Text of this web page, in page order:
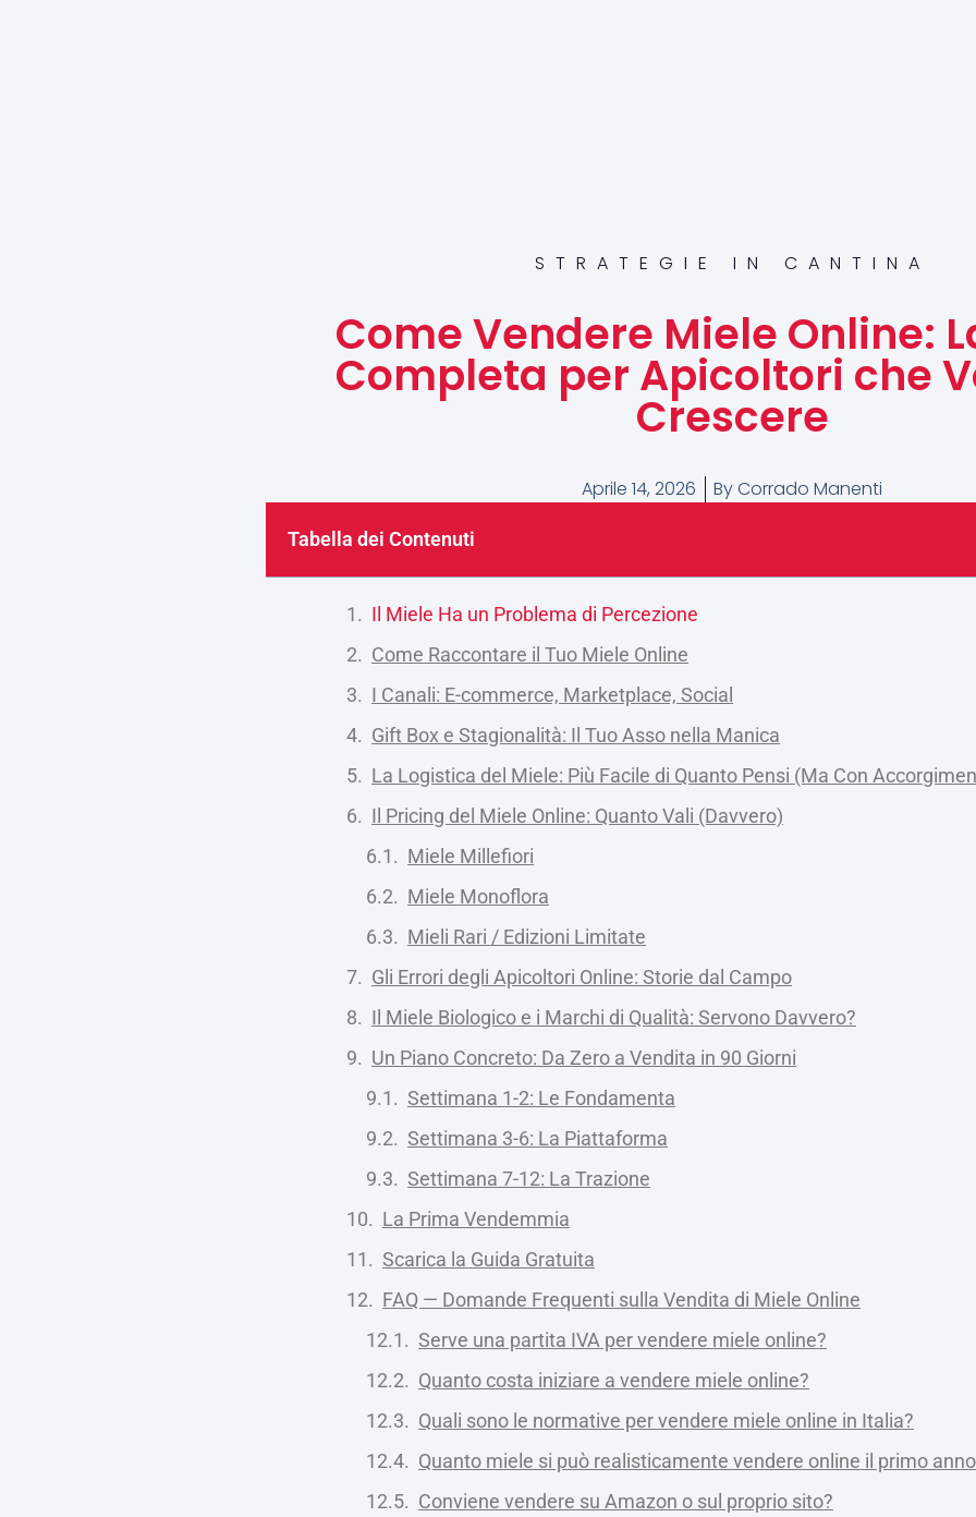
STRATEGIE IN CANTINA
Come Vendere Miele Online:
Completa per Apicoltori che
Crescere
Aprile 14, 2026 ByCorrado Manenti
Tabella dei Contenuti
Il Miele Ha un Problema di Percezione
Come Raccontare il Tuo Miele Online
I Canali: E-commerce, Marketplace, Social
Gift Box e Stagionalità: Il Tuo Asso nella Manica
La Logistica del Miele: Più Facile di Quanto Pensi (Ma Con
Il Pricing del Miele Online: Quanto Vali (Davvero)
Miele Millefiori
Miele Monoflora
Mieli Rari / Edizioni Limitate
Gli Errori degli Apicoltori Online: Storie dal Campo
Il Miele Biologico e i Marchi di Qualità: Servono Davvero?
Un Piano Concreto: Da Zero a Vendita in 90 Giorni
Settimana 1-2: Le Fondamenta
Settimana 3-6: La Piattaforma
Settimana 7-12: La Trazione
La Prima Vendemmia
Scarica la Guida Gratuita
FAQ — Domande Frequenti sulla Vendita di Miele Online
Serve una partita IVA per vendere miele online?
Quanto costa iniziare a vendere miele online?
Quali sono le normative per vendere miele online in Italia?
Quanto miele si può realisticamente vendere online il primo
Conviene vendere su Amazon o sul proprio sito?